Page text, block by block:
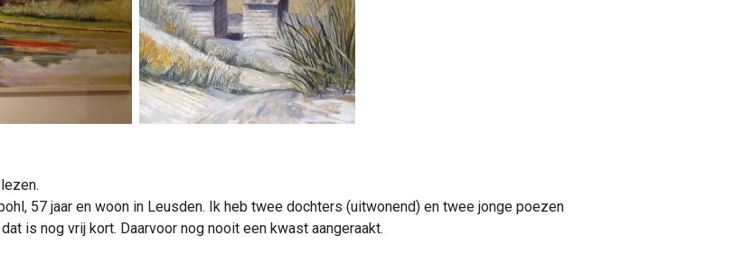
, 57 jaar en woon in Leusden. Ik heb twee dochters (uitwonend) en twee jonge poezen
is nog vrij kort. Daarvoor nog nooit een kwast aangeraakt.